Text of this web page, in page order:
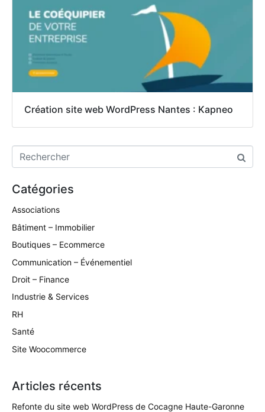
Création site web WordPress Nantes : Kapneo
Catégories
Associations
Bâtiment – Immobilier
Boutiques – Ecommerce
Communication – Événementiel
Droit – Finance
Industrie & Services
RH
Santé
Site Woocommerce
Articles récents
Refonte du site web WordPress de Cocagne Haute-Garonne